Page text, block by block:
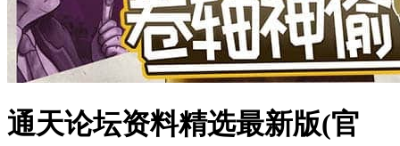
通天论坛资料精选最新版(官